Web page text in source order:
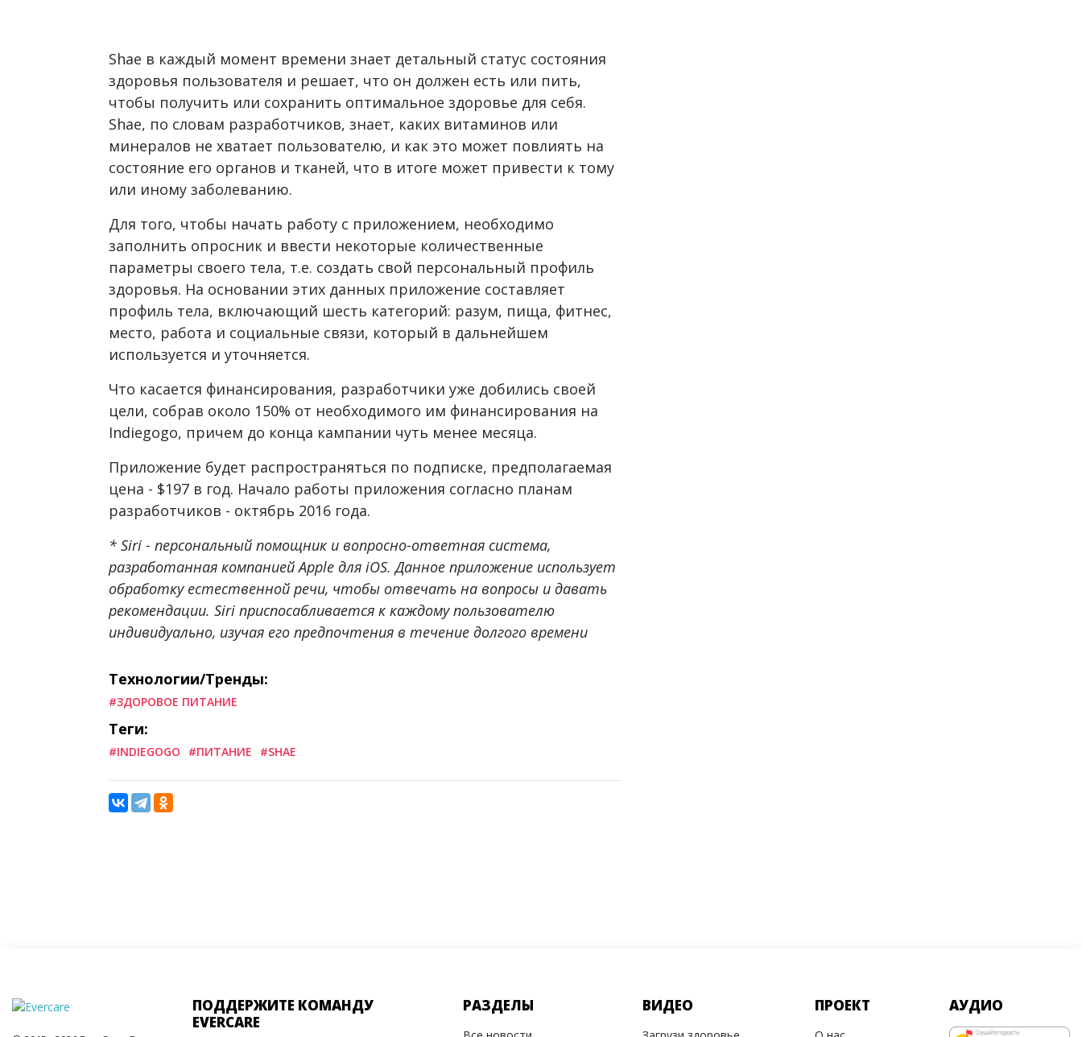
Shae в каждый момент времени знает детальный статус состояния
здоровья пользователя и решает, что он должен есть или пить,
чтобы получить или сохранить оптимальное здоровье для себя.
Shae, по словам разработчиков, знает, каких витаминов или
минералов не хватает пользователю, и как это может повлиять на
состояние его органов и тканей, что в итоге может привести к тому
или иному заболеванию.
Для того, чтобы начать работу с приложением, необходимо
заполнить опросник и ввести некоторые количественные
параметры своего тела, т.е. создать свой персональный профиль
здоровья. На основании этих данных приложение составляет
профиль тела, включающий шесть категорий: разум, пища, фитнес,
место, работа и социальные связи, который в дальнейшем
используется и уточняется.
Что касается финансирования, разработчики уже добились своей
цели, собрав около 150% от необходимого им финансирования на
Indiegogo, причем до конца кампании чуть менее месяца.
Приложение будет распространяться по подписке, предполагаемая
цена - $197 в год. Начало работы приложения согласно планам
разработчиков - октябрь 2016 года.
* Siri - персональный помощник и вопросно-ответная система,
разработанная компанией Apple для iOS. Данное приложение использует
обработку естественной речи, чтобы отвечать на вопросы и давать
рекомендации. Siri приспосабливается к каждому пользователю
индивидуально, изучая его предпочтения в течение долгого времени
Технологии/Тренды:
#ЗДОРОВОЕ ПИТАНИЕ
Теги:
#INDIEGOGO #ПИТАНИЕ #SHAE
ПОДДЕРЖИТЕ КОМАНДУ
EVERCARE
РАЗДЕЛЫ ВИДЕО ПРОЕКТ АУДИО